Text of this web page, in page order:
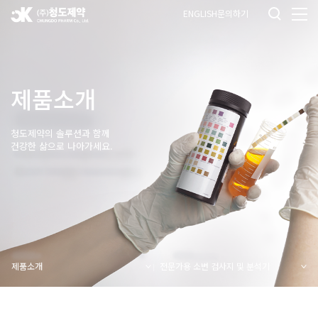
ENGLISH문의하기
제품소개
청도제약의 솔루션과 함께
건강한 삶으로 나아가세요.
제품소개 전문가용 소변 검사지 및 분석기